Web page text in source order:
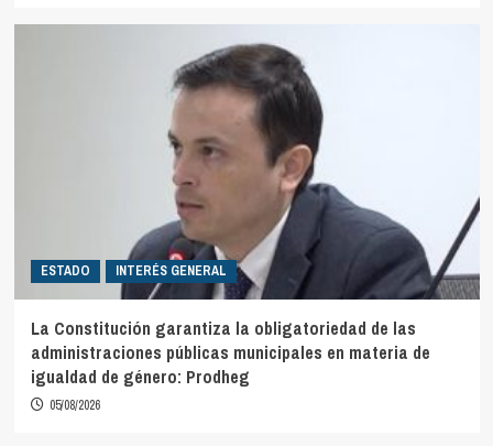
ESTADO INTERÉS GENERAL
La Constitución garantiza la obligatoriedad de las
administraciones públicas municipales en materia de
igualdad de género: Prodheg
05/08/2026